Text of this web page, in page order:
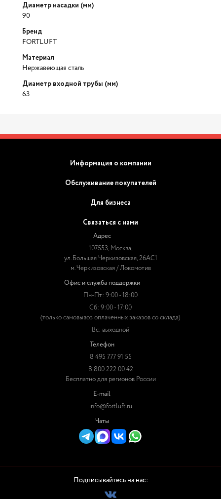
Диаметр насадки (мм)
90
Бренд
FORTLUFT
Материал
Нержавеющая сталь
Диаметр входной трубы (мм)
63
Информация о компании
Обслуживание покупателей
Для бизнеса
Связаться с нами
Адрес
107553, Москва,
ул. Большая Черкизовская, 26АС1
м. Черкизовская / Локомотив
Офис и служба поддержки
Пн-Пт: 9:00 - 18:00
Сб: 9:00 - 17:00
(только самовывоз оплаченных заказов со склада)
Вс: выходной
Телефон
8 495 777 91 55
8 800 222 00 42
Бесплатно для регионов России
E-mail
info@fortluft.ru
Чаты
Подписывайтесь на нас: